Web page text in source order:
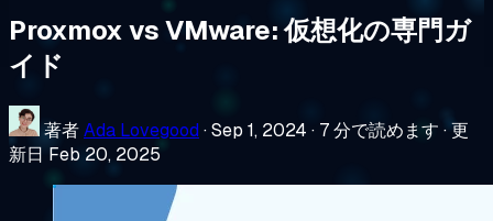
Proxmox vs VMware: 仮想化の専門ガ
イド
著者Ada Lovegood ·Sep 1, 2024 · 7 分で読めます ·更
新日 Feb 20, 2025